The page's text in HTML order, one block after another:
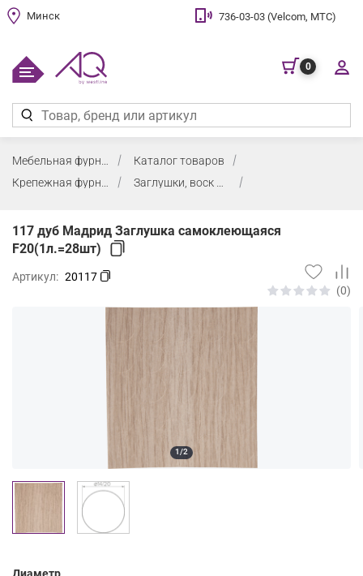
Минск 736-03-03 (Velcom, МТС)
0
Каталог товаров
Крепежная фурнитура, заглушки, воск
Заглушки, воск мебельный
117 дуб Мадрид Заглушка самоклеющаяся
F20(1л.=28шт)
Артикул: 20117
(0)
1/2
Диаметр